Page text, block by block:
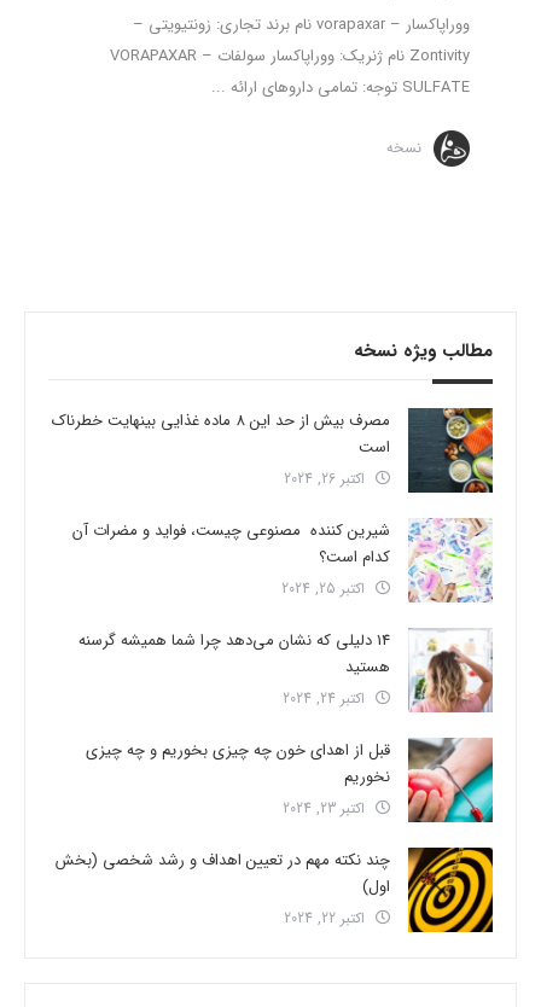
ووراپاکسار – vorapaxar نام برند تجاری: زونتیویتی –
Zontivity نام ژنریک: ووراپاکسار سولفات – VORAPAXAR
SULFATE توجه: تمامی داروهای ارائه ...
نسخه
مطالب ویژه نسخه
مصرف بیش از حد این 8 ماده غذایی بینهایت خطرناک
است
اکتبر 26, 2024
شیرین کننده مصنوعی چیست، فواید و مضرات آن
کدام است؟
اکتبر 25, 2024
14 دلیلی که نشان می‌دهد چرا شما همیشه گرسنه
هستید
اکتبر 24, 2024
قبل از اهدای خون چه چیزی بخوریم و چه چیزی
نخوریم
اکتبر 23, 2024
چند نکته مهم در تعیین اهداف و رشد شخصی (بخش
اول)
اکتبر 22, 2024